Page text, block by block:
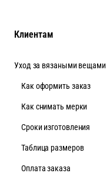
Клиентам
Уход за вязаными вещами
Как оформить заказ
Как снимать мерки
Cроки изготовления
Таблица размеров
Оплата заказа